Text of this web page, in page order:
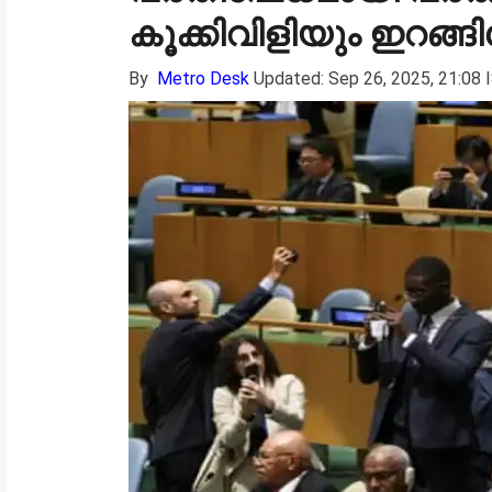
കൂക്കിവിളിയും
By Metro Desk Updated: Sep 26, 2025, 21:08